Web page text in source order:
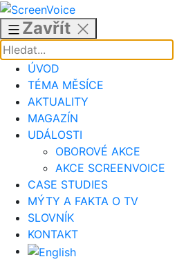
Přejít
obsahu
Zavřít
ÚVOD
TÉMA MĚSÍCE
AKTUALITY
MAGAZÍN
UDÁLOSTI
OBOROVÉ AKCE
AKCE SCREENVOICE
CASE STUDIES
MÝTY A FAKTA O TV
SLOVNÍK
KONTAKT